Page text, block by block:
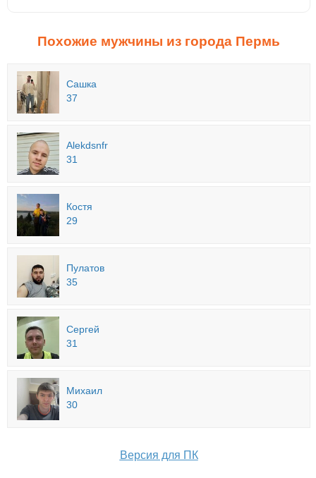
Похожие мужчины из города Пермь
Сашка
37
Alekdsnfr
31
Костя
29
Пулатов
35
Сергей
31
Михаил
30
Версия для ПК